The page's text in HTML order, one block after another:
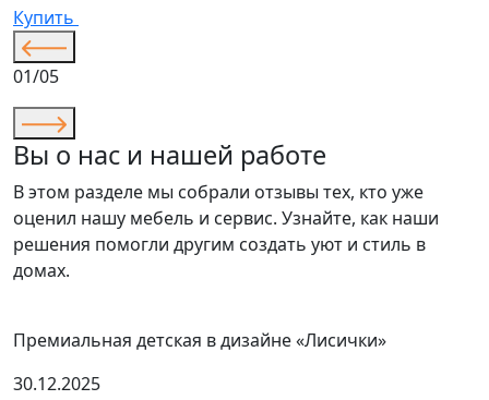
Купить
01/05
Вы о нас и нашей работе
В этом разделе мы собрали отзывы тех, кто уже
оценил нашу мебель и сервис. Узнайте, как наши
решения помогли другим создать уют и стиль в
домах.
Премиальная детская в дизайне «Лисички»
30.12.2025